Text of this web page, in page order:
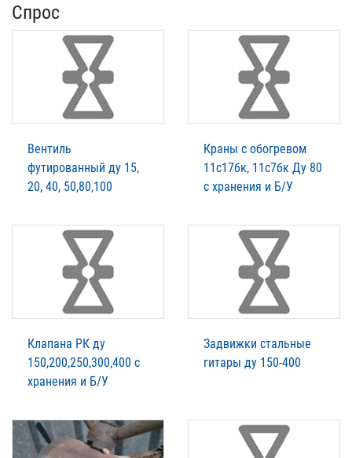
Спрос
Вентиль
футированный ду 15,
20, 40, 50,80,100
Краны с обогревом
11с17бк, 11с7бк Ду 80
с хранения и Б/У
Клапана РК ду
150,200,250,300,400 с
хранения и Б/У
Задвижки стальные
гитары ду 150-400